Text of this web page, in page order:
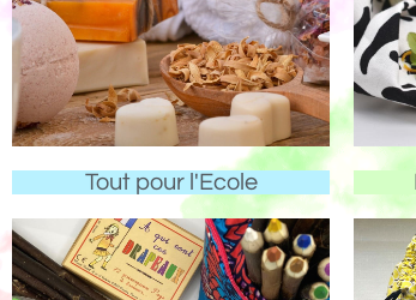
Tout pour l'Ecole